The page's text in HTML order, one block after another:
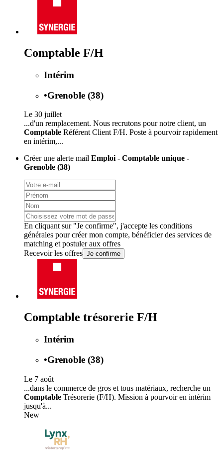
Comptable F/H
Intérim
•Grenoble (38)
Le 30 juillet
...d'un remplacement. Nous recrutons pour notre client, un
Comptable Référent Client F/H. Poste à pourvoir rapidement
en intérim,...
Créer une alerte mail Emploi - Comptable unique -
Grenoble (38)
En cliquant sur "Je confirme", j'accepte les conditions
générales pour créer mon compte, bénéficier des services de
matching et postuler aux offres
Recevoir les offres Je confirme
Comptable trésorerie F/H
Intérim
•Grenoble (38)
Le 7 août
...dans le commerce de gros et tous matériaux, recherche un
Comptable Trésorerie (F/H). Mission à pourvoir en intérim
jusqu'à...
New